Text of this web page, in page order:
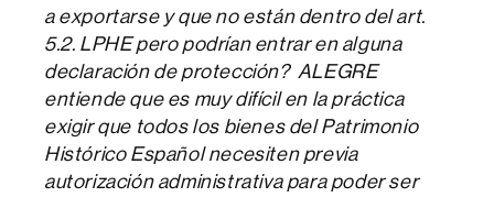
a exportarse y que no están dentro del art.
5.2. LPHE pero podrían entrar en alguna
declaración de protección? ALEGRE
entiende que es muy difícil en la práctica
exigir que todos los bienes del Patrimonio
Histórico Español necesiten previa
autorización administrativa para poder ser